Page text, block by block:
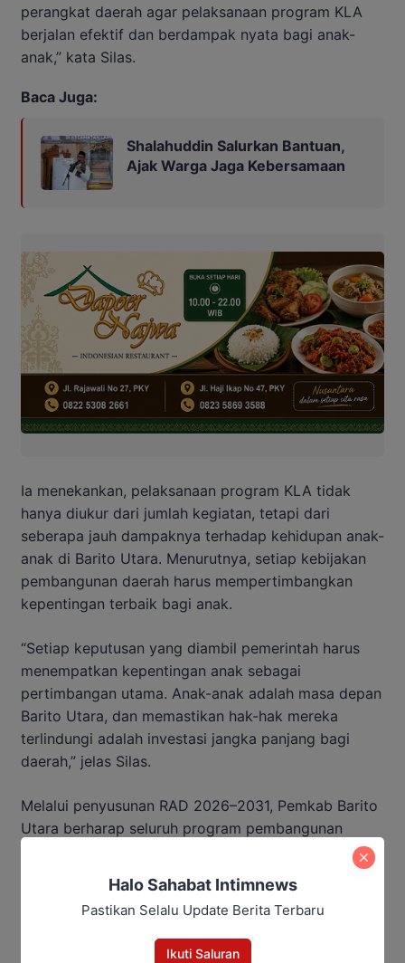
perangkat daerah agar pelaksanaan program KLA
berjalan efektif dan berdampak nyata bagi anak-
anak,” kata Silas.
Baca Juga:
Shalahuddin Salurkan Bantuan,
Ajak Warga Jaga Kebersamaan
Ia menekankan, pelaksanaan program KLA tidak
hanya diukur dari jumlah kegiatan, tetapi dari
seberapa jauh dampaknya terhadap kehidupan anak-
anak di Barito Utara. Menurutnya, setiap kebijakan
pembangunan daerah harus mempertimbangkan
kepentingan terbaik bagi anak.
“Setiap keputusan yang diambil pemerintah harus
menempatkan kepentingan anak sebagai
pertimbangan utama. Anak-anak adalah masa depan
Barito Utara, dan memastikan hak-hak mereka
terlindungi adalah investasi jangka panjang bagi
daerah,” jelas Silas.
Melalui penyusunan RAD 2026–2031, Pemkab Barito
Utara berharap seluruh program pembangunan
dengan visi daerah, yaitu mewujudkan masyarakat
yang sejahtera dan berkeadilan, terutama bagi
generasi muda.
Halo Sahabat Intimnews
Pastikan Selalu Update Berita Terbaru
Ikuti Saluran